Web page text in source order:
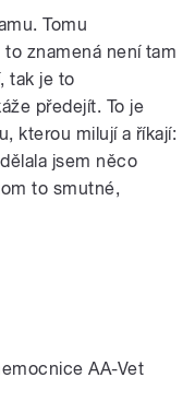
Tomu
znamená není tam
tak je to
předejít. To je
kterou milují a říkají:
jsem něco
to smutné,
AA-Vet